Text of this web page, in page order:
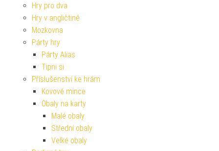
Hry pro dva
Hry v angličtině
Mozkovna
Párty hry
Párty Alias
Tipni si
Příslušenství ke hrám
Kovové mince
Obaly na karty
Malé obaly
Střední obaly
Velké obaly